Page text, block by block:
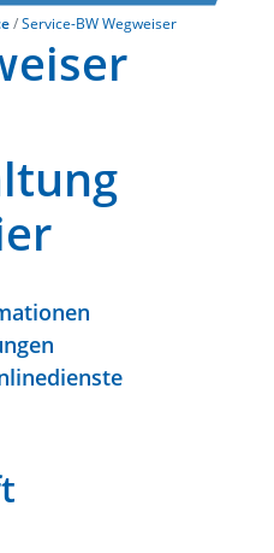
Service-BW Wegweiser